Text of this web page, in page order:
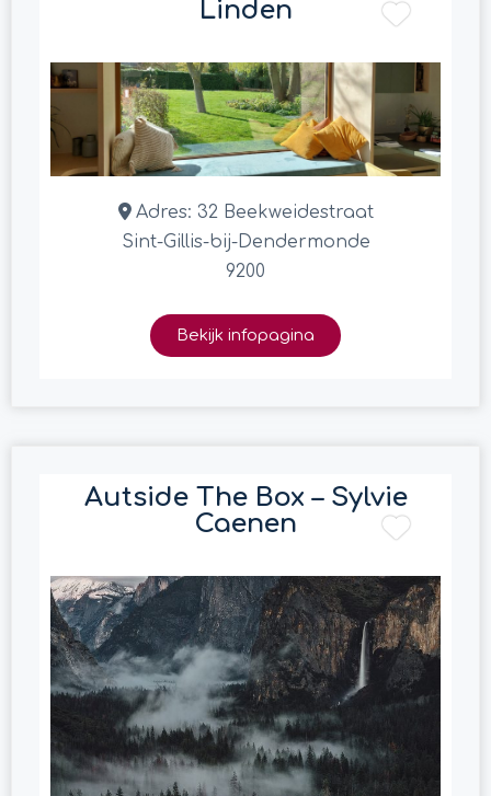
Linden
Adres: 32 Beekweidestraat
Sint-Gillis-bij-Dendermonde
9200
Bekijk infopagina
Autside The Box – Sylvie
Caenen